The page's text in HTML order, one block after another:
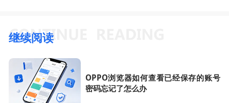
继续阅读
OPPO浏览器如何查看已经保存的账号
密码忘记了怎么办